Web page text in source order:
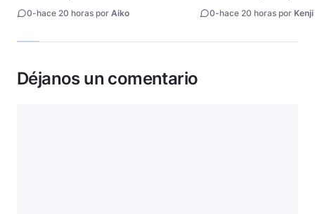
0-hace 20 horas por Aiko 0-hace 20 horas por Kenji
Déjanos un comentario